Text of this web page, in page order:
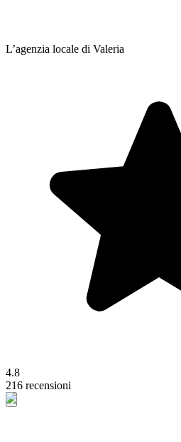
L’agenzia locale di Valeria
4.8
216 recensioni